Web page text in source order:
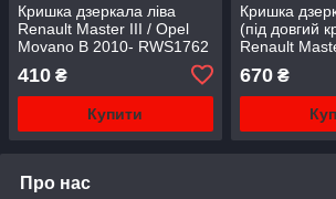
Кришка дзеркала ліва
Renault Master III / Opel
Movano B 2010- RWS1762
410 ₴
Купити
Кришка
(під довгий
Renault
Movano B
Fast (Італія)
670₴
Про нас